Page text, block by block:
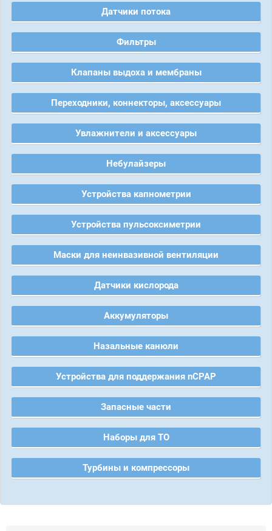
Датчики потока
Фильтры
Клапаны выдоха и мембраны
Переходники, коннекторы, аксессуары
Увлажнители и аксессуары
Небулайзеры
Устройства капнометрии
Устройства пульсоксиметрии
Маски для неинвазивной вентиляции
Датчики кислорода
Аккумуляторы
Назальные канюли
Устройства для поддержания nCPAP
Запасные части
Наборы для ТО
Турбины и компрессоры